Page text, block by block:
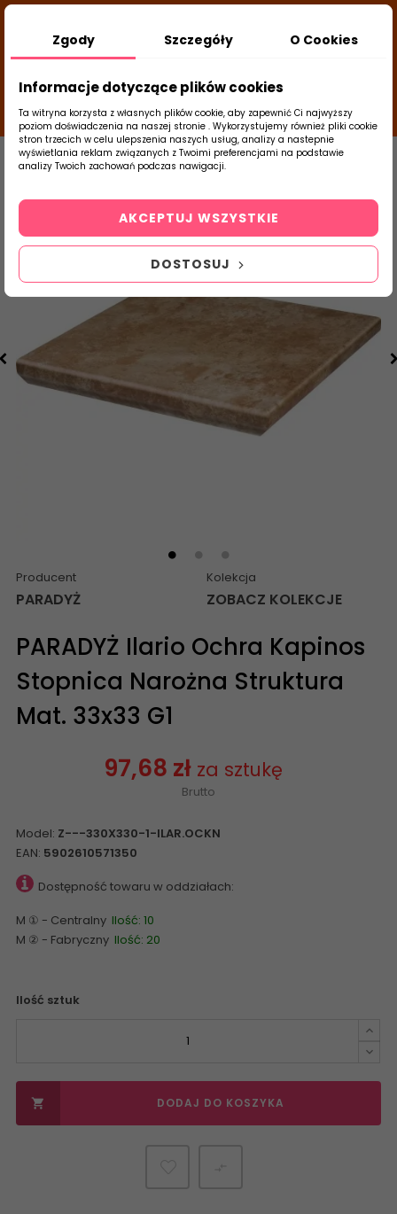
TUBADZIN- DODAJ PRODUKT DO KOSZYKA, UŻYJ
Strona Główna Klinkier Paradyż
Producent
PARADYŻ
Kolekcja
ZOBACZ KOLEKCJE
PARADYŻ Ilario Ochra Kapinos
Stopnica Narożna Struktura
Mat. 33x33 G1
97,68 zł za sztukę
Brutto
Model: Z---330X330-1-ILAR.OCKN
EAN: 5902610571350
Dostępność towaru w oddziałach:
M ① - Centralny Ilość: 10
M ② - Fabryczny Ilość: 20
Ilość sztuk
 DODAJ DO KOSZYKA
Zgody Szczegóły O Cookies
Informacje dotyczące plików cookies
Ta witryna korzysta z własnych plików cookie, aby zapewnić Ci najwyższy
poziom doświadczenia na naszej stronie . Wykorzystujemy również pliki cookie
stron trzecich w celu ulepszenia naszych usług, analizy a nastepnie
wyświetlania reklam związanych z Twoimi preferencjami na podstawie
analizy Twoich zachowań podczas nawigacji.
DOSTOSUJ
AKCEPTUJ WSZYSTKIE